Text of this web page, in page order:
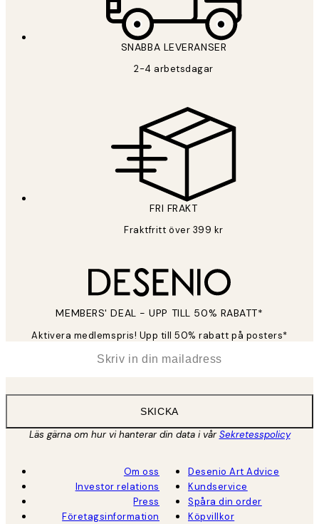
SNABBA LEVERANSER
2-4 arbetsdagar
FRI FRAKT
Fraktfritt över 399 kr
MEMBERS' DEAL - UPP TILL 50% RABATT*
Aktivera medlemspris! Upp till 50% rabatt på posters*
SKICKA
Läs gärna om hur vi hanterar din data i vårSekretesspolicy
Om oss
Investor relations
Press
Företagsinformation
Desenio Art Advice
Kundservice
Spåra din order
Köpvillkor